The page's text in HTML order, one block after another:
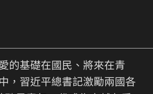
的基礎在國民、將來在青
，習近平總書記激勵兩國各